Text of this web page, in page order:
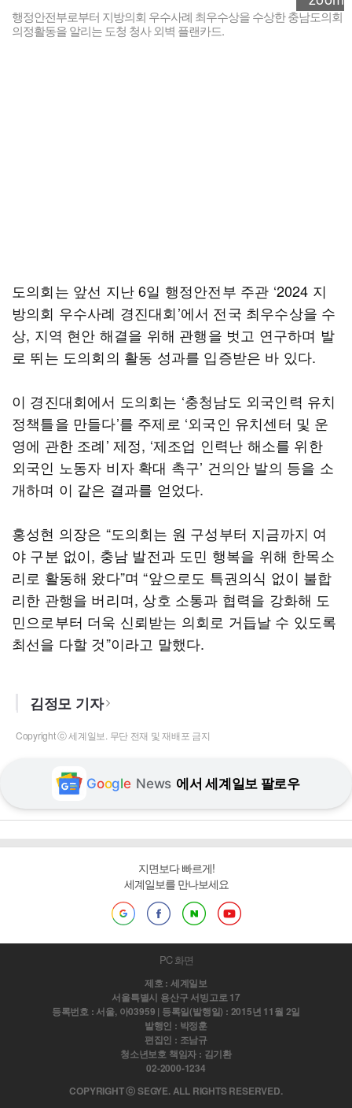
행정안전부로부터 지방의회 우수사례 최우수상을 수상한 충남도의회
의정활동을 알리는 도청 청사 외벽 플랜카드.
도의회는 앞선 지난 6일 행정안전부 주관 ‘2024 지
방의회 우수사례 경진대회’에서 전국 최우수상을 수
상, 지역 현안 해결을 위해 관행을 벗고 연구하며 발
로 뛰는 도의회의 활동 성과를 입증받은 바 있다.
이 경진대회에서 도의회는 ‘충청남도 외국인력 유치
정책틀을 만들다’를 주제로 ‘외국인 유치센터 및 운
영에 관한 조례’ 제정, ‘제조업 인력난 해소를 위한
외국인 노동자 비자 확대 촉구’ 건의안 발의 등을 소
개하며 이 같은 결과를 얻었다.
홍성현 의장은 “도의회는 원 구성부터 지금까지 여
야 구분 없이, 충남 발전과 도민 행복을 위해 한목소
리로 활동해 왔다”며 “앞으로도 특권의식 없이 불합
리한 관행을 버리며, 상호 소통과 협력을 강화해 도
민으로부터 더욱 신뢰받는 의회로 거듭날 수 있도록
최선을 다할 것”이라고 말했다.
김정모 기자
Copyright ⓒ 세계일보. 무단 전재 및 재배포 금지
Google News 에서 세계일보 팔로우
지면보다 빠르게!
세계일보를 만나보세요
PC 화면
제호 : 세계일보
서울특별시 용산구 서빙고로 17
등록번호 : 서울, 아03959 | 등록일(발행일) : 2015년 11월 2일
발행인 : 박정훈
편집인 : 조남규
청소년보호 책임자 : 김기환
02-2000-1234
COPYRIGHT ⓒ SEGYE. ALL RIGHTS RESERVED.